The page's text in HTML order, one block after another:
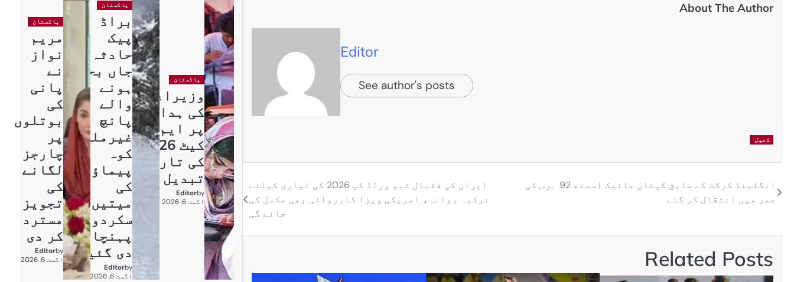
About The Author
Editor
See author's posts
کھیل
انگلینڈ کرکٹ کے سابق کپتان مائیک اسمتھ 92 برس کی
عمر میں انتقال کر گئے
ایران کی فٹبال ٹیم ورلڈ کپ 2026 کی تیاری کیلئے
ترکیہ روانہ، امریکی ویزا کارروائی بھی مکمل کی
جائے گی
Related Posts
پاکستان
وزیراعظم
کی ہدایت
پر ایم ڈی
کیٹ 2026
کی تاریخ
تبدیل
by
Editor
اگست 6, 2026
پاکستان
براڈ
پیک
حادثہ:
جاں بحق
ہونے
والے
پانچ
غیرملکی
کوہ
پیماؤں
کی
میتیں
سکردو
پہنچا
دی گئیں
by
Editor
اگست 6, 2026
پاکستان
مریم
نواز
نے
پانی
کی
بوتلوں
پر
چارجز
لگانے
کی
تجویز
مسترد
کر دی
by
Editor
اگست 6, 2026